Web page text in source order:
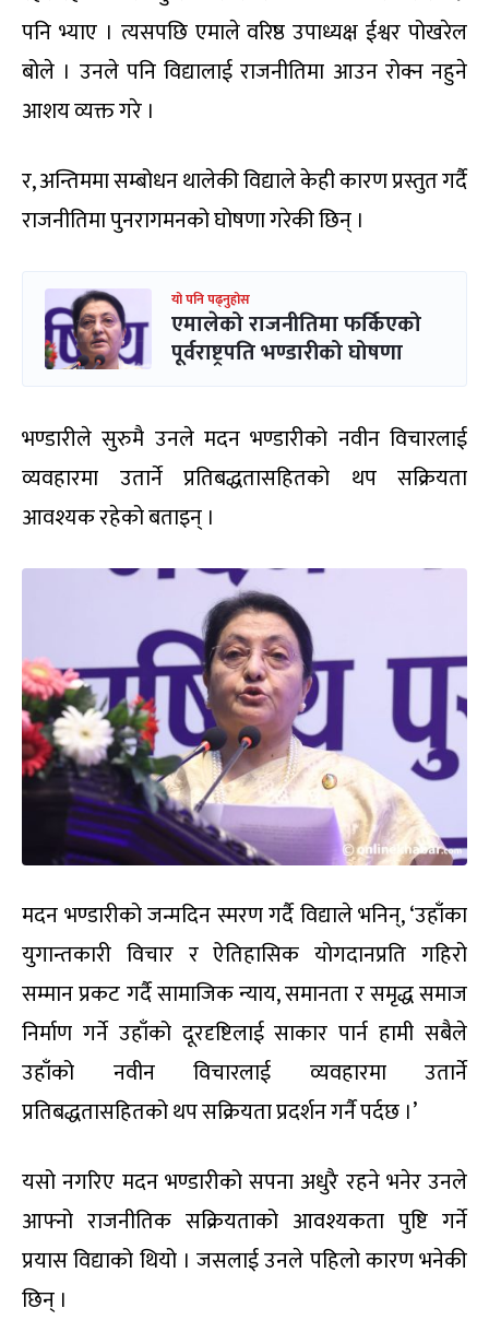
पनि भ्याए । त्यसपछि एमाले वरिष्ठ उपाध्यक्ष ईश्वर पोखरेल
बोले । उनले पनि विद्यालाई राजनीतिमा आउन रोक्न नहुने
आशय व्यक्त गरे ।
र, अन्तिममा सम्बोधन थालेकी विद्याले केही कारण प्रस्तुत गर्दै
राजनीतिमा पुनरागमनको घोषणा गरेकी छिन् ।
यो पनि पढ्नुहोस
एमालेको राजनीतिमा फर्किएको
पूर्वराष्ट्रपति भण्डारीको घोषणा
भण्डारीले सुरुमै उनले मदन भण्डारीको नवीन विचारलाई
व्यवहारमा उतार्ने प्रतिबद्धतासहितको थप सक्रियता
आवश्यक रहेको बताइन् ।
मदन भण्डारीको जन्मदिन स्मरण गर्दै विद्याले भनिन्, ‘उहाँका
युगान्तकारी विचार र ऐतिहासिक योगदानप्रति गहिरो
सम्मान प्रकट गर्दै सामाजिक न्याय, समानता र समृद्ध समाज
निर्माण गर्ने उहाँको दूरदृष्टिलाई साकार पार्न हामी सबैले
उहाँको नवीन विचारलाई व्यवहारमा उतार्ने
प्रतिबद्धतासहितको थप सक्रियता प्रदर्शन गर्नै पर्दछ ।’
यसो नगरिए मदन भण्डारीको सपना अधुरै रहने भनेर उनले
आफ्नो राजनीतिक सक्रियताको आवश्यकता पुष्टि गर्ने
प्रयास विद्याको थियो । जसलाई उनले पहिलो कारण भनेकी
छिन् ।